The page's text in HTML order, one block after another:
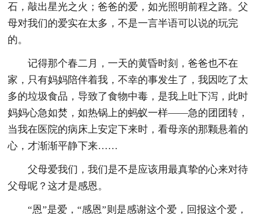
石，敲出星光之火；爸爸的爱，如光照明前程之路。父
母对我们的爱实在太多，不是一言半语可以说的玩完
的。
记得那个春二月，一天的黄昏时刻，爸爸也不在
家，只有妈妈陪伴着我，不幸的事发生了，我因吃了太
多的垃圾食品，导致了食物中毒，是我上吐下泻，此时
妈妈心急如焚，如热锅上的蚂蚁一样——急的团团转，
当我在医院的病床上安定下来时，看母亲的那颗悬着的
心，才渐渐平静下来……
父母爱我们，我们是不是应该用最真挚的心来对待
父母呢？这才是感恩。
“恩”是爱，“感恩”则是感谢这个爱，回报这个爱，